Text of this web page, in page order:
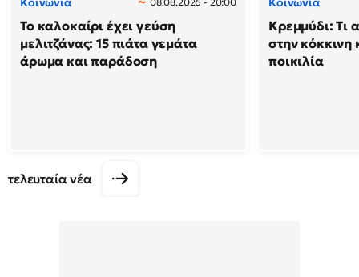
Το καλοκαίρι έχει γεύση
μελιτζάνας: 15 πιάτα γεμάτα
άρωμα και παράδοση
Κρεμμύδι: Τι
στην κόκκινη
ποικιλία
τελευταία νέα